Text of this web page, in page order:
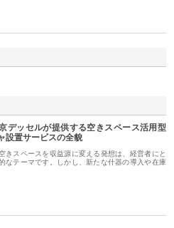
デッセルが提供する空きスペース活用型
設置サービスの全貌
きスペースを収益源に変える発想は、経営者にと
なテーマです。しかし、新たな什器の導入や在庫